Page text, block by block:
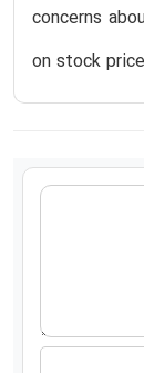
concerns
on stock